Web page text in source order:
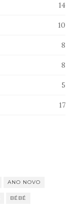
14
10
8
8
5
17
ANO NOVO
BÉBÉ